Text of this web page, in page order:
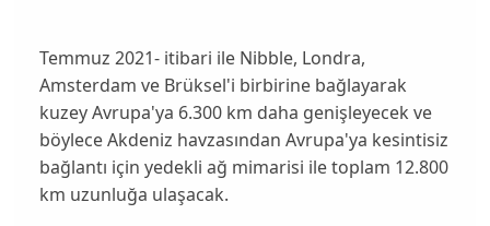
Temmuz 2021- itibari ile Nibble, Londra,
Amsterdam ve Brüksel'i birbirine bağlayarak
kuzey Avrupa'ya 6.300 km daha genişleyecek ve
böylece Akdeniz havzasından Avrupa'ya kesintisiz
bağlantı için yedekli ağ mimarisi ile toplam 12.800
km uzunluğa ulaşacak.